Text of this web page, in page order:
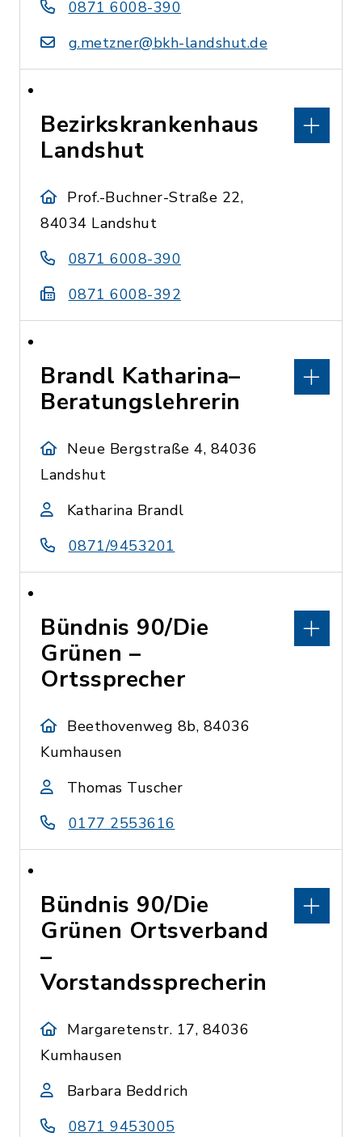
0871 6008-390
g.metzner@bkh-landshut.de
Bezirkskrankenhaus
Landshut
Prof.-Buchner-Straße 22,
84034 Landshut
0871 6008-390
0871 6008-392
Brandl Katharina–
Beratungslehrerin
Neue Bergstraße 4, 84036
Landshut
Katharina Brandl
0871/9453201
Bündnis 90/Die
Grünen –
Ortssprecher
Beethovenweg 8b, 84036
Kumhausen
Thomas Tuscher
0177 2553616
Bündnis 90/Die
Grünen Ortsverband
–
Vorstandssprecherin
Margaretenstr. 17, 84036
Kumhausen
Barbara Beddrich
0871 9453005